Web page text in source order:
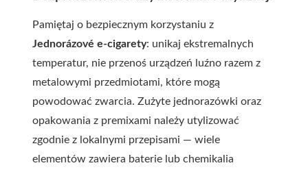
Pamiętaj o bezpiecznym korzystaniu z
Jednorázové e-cigarety: unikaj ekstremalnych
temperatur, nie przenoś urządzeń luźno razem z
metalowymi przedmiotami, które mogą
powodować zwarcia. Zużyte jednorazówki oraz
opakowania z premixami należy utylizować
zgodnie z lokalnymi przepisami — wiele
elementów zawiera baterie lub chemikalia